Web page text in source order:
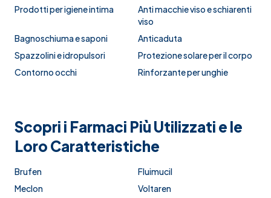
Prodotti per igiene intima
Anti macchie viso e schiarenti
viso
Bagnoschiuma e saponi
Anticaduta
Spazzolini e idropulsori
Protezione solare per il corpo
Contorno occhi
Rinforzante per unghie
Scopri i Farmaci Più Utilizzati e le
Loro Caratteristiche
Brufen
Fluimucil
Meclon
Voltaren